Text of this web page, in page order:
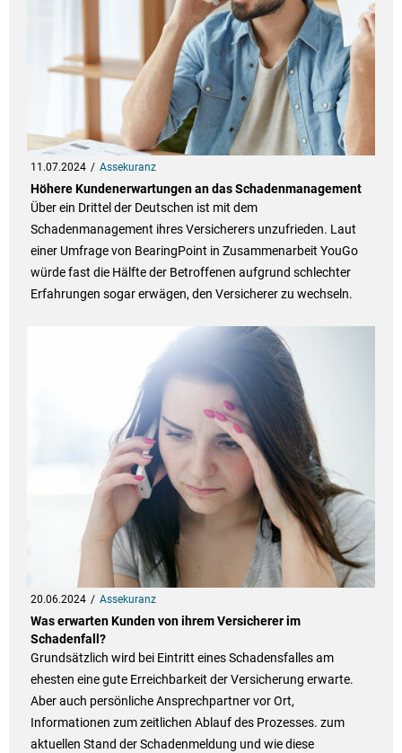
11.07.2024 Assekuranz
Höhere Kundenerwartungen an das Schadenmanagement
Über ein Drittel der Deutschen ist mit dem
Schadenmanagement ihres Versicherers unzufrieden. Laut
einer Umfrage von BearingPoint in Zusammenarbeit YouGo
würde fast die Hälfte der Betroffenen aufgrund schlechter
Erfahrungen sogar erwägen, den Versicherer zu wechseln.
20.06.2024 Assekuranz
Was erwarten Kunden von ihrem Versicherer im
Schadenfall?
Grundsätzlich wird bei Eintritt eines Schadensfalles am
ehesten eine gute Erreichbarkeit der Versicherung erwarte.
Aber auch persönliche Ansprechpartner vor Ort,
Informationen zum zeitlichen Ablauf des Prozesses. zum
aktuellen Stand der Schadenmeldung und wie diese